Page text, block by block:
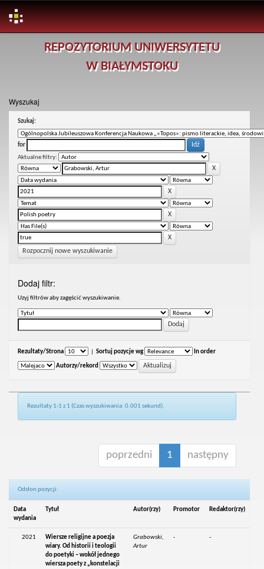
REPOZYTORIUM UNIWERSYTETU
W BIAŁYMSTOKU
Wyszukaj
Szukaj:
for
Aktualne filtry:
Rozpocznij nowe wyszukiwanie
Dodaj filtr:
Uzyj filtrów aby zagęścić wyszukiwanie.
Rezultaty/Strona Sortuj pozycje wg In order
Autorzy/rekord
Rezultaty 1-1 z 1 (Czas wyszukiwania: 0.001 sekund).
poprzedni 1 następny
Odsłon pozycji:
Data
wydania
Tytuł Autor(rzy) Promotor Redaktor(rzy)
2021
Wiersze religijne a poezja
wiary. Od historii i teologii
do poetyki – wokół jednego
wiersza poety z „konstelacji
Grabowski,
Artur
- -